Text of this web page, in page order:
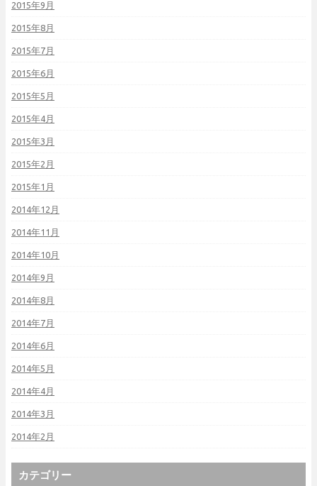
2015年9月
2015年8月
2015年7月
2015年6月
2015年5月
2015年4月
2015年3月
2015年2月
2015年1月
2014年12月
2014年11月
2014年10月
2014年9月
2014年8月
2014年7月
2014年6月
2014年5月
2014年4月
2014年3月
2014年2月
カテゴリー